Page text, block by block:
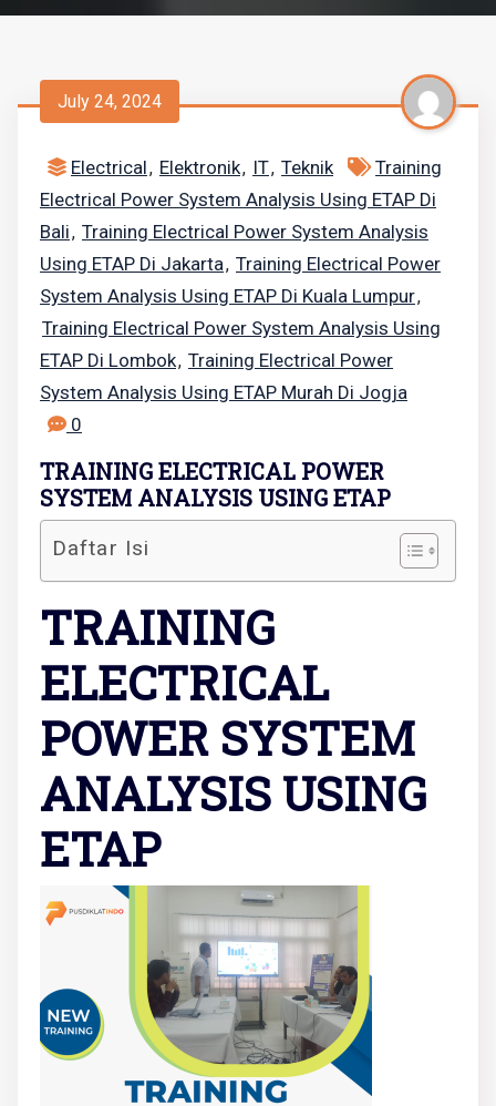
July 24, 2024
Electrical, Elektronik, IT, Teknik
Training
Electrical Power System Analysis Using ETAP Di
Bali, Training Electrical Power System Analysis
Using ETAP Di Jakarta, Training Electrical Power
System Analysis Using ETAP Di Kuala Lumpur,
Training Electrical Power System Analysis Using
ETAP Di Lombok, Training Electrical Power
System Analysis Using ETAP Murah Di Jogja
0
TRAINING ELECTRICAL POWER
SYSTEM ANALYSIS USING ETAP
Daftar Isi
TRAINING
ELECTRICAL
POWER SYSTEM
ANALYSIS USING
ETAP